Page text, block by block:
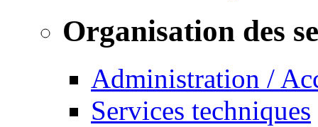
Organisation des
Administration /
Services techniques